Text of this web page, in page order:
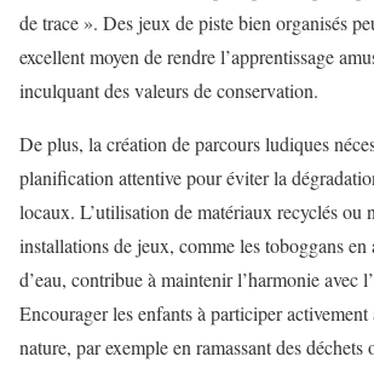
de trace ». Des jeux de piste bien organisés
excellent moyen de rendre l’apprentissage
inculquant des valeurs de conservation.
De plus, la création de parcours ludiques
planification attentive pour éviter la
locaux. L’utilisation de matériaux recyclés ou
installations de jeux, comme les toboggans
d’eau, contribue à maintenir l’harmonie avec
Encourager les enfants à participer
nature, par exemple en ramassant des déchets